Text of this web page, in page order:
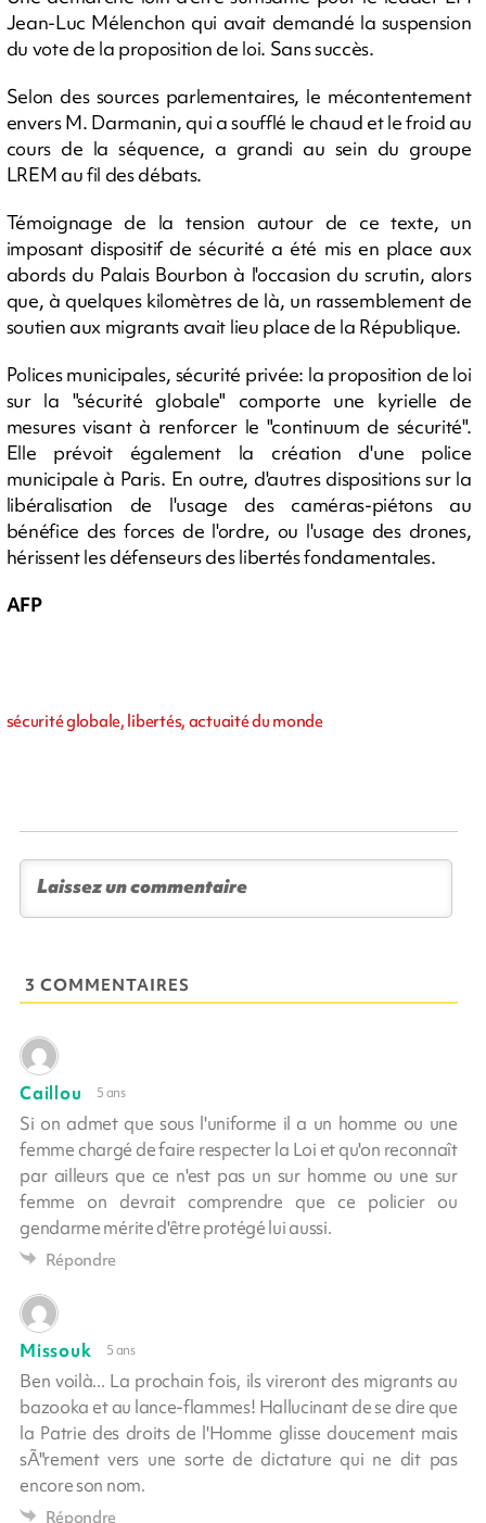
Jean-Luc Mélenchon qui avait demandé la suspension
du vote de la proposition de loi. Sans succès.
Selon des sources parlementaires, le mécontentement
envers M. Darmanin, qui a soufflé le chaud et le froid au
cours de la séquence, a grandi au sein du groupe
LREM au fil des débats.
Témoignage de la tension autour de ce texte, un
imposant dispositif de sécurité a été mis en place aux
abords du Palais Bourbon à l'occasion du scrutin, alors
que, à quelques kilomètres de là, un rassemblement de
soutien aux migrants avait lieu place de la République.
Polices municipales, sécurité privée: la proposition de loi
sur la "sécurité globale" comporte une kyrielle de
mesures visant à renforcer le "continuum de sécurité".
Elle prévoit également la création d'une police
municipale à Paris. En outre, d'autres dispositions sur la
libéralisation de l'usage des caméras-piétons au
bénéfice des forces de l'ordre, ou l'usage des drones,
hérissent les défenseurs des libertés fondamentales.
AFP
sécurité globale, libertés, actuaité du monde
3 COMMENTAIRES
Caillou 5 ans
Si on admet que sous l'uniforme il a un homme ou une
femme chargé de faire respecter la Loi et qu'on reconnaît
par ailleurs que ce n'est pas un sur homme ou une sur
femme on devrait comprendre que ce policier ou
gendarme mérite d'être protégé lui aussi.
Répondre
Missouk 5 ans
Ben voilà... La prochain fois, ils vireront des migrants au
bazooka et au lance-flammes! Hallucinant de se dire que
la Patrie des droits de l'Homme glisse doucement mais
sÃ"rement vers une sorte de dictature qui ne dit pas
encore son nom.
Répondre